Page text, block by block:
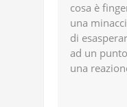
cosa è
una
di
ad un
una